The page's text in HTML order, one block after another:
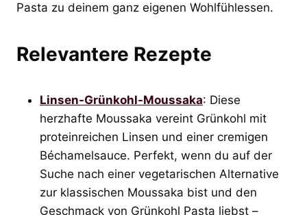
Pasta zu deinem ganz eigenen Wohlfühlessen.
Relevantere Rezepte
Linsen-Grünkohl-Moussaka: Diese
herzhafte Moussaka vereint Grünkohl mit
proteinreichen Linsen und einer cremigen
Béchamelsauce. Perfekt, wenn du auf der
Suche nach einer vegetarischen Alternative
zur klassischen Moussaka bist und den
Geschmack von Grünkohl Pasta liebst –